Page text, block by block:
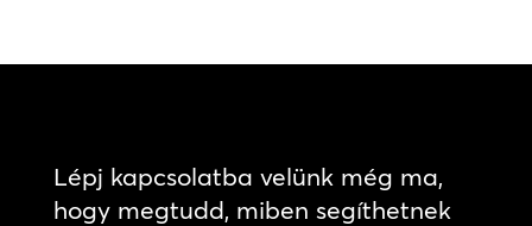
Lépj kapcsolatba velünk még ma,
hogy megtudd, miben segíthetnek